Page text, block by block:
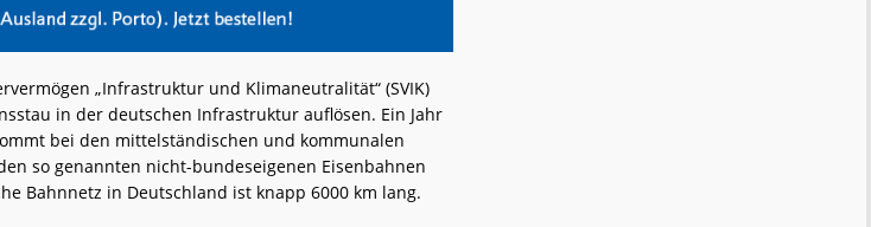
„Infrastruktur und Klimaneutralität“ (SVIK)
in der deutschen Infrastruktur auflösen. Ein Jahr
bei den mittelständischen und kommunalen
so genannten nicht-bundeseigenen Eisenbahnen
Bahnnetz in Deutschland ist knapp 6000 km lang.